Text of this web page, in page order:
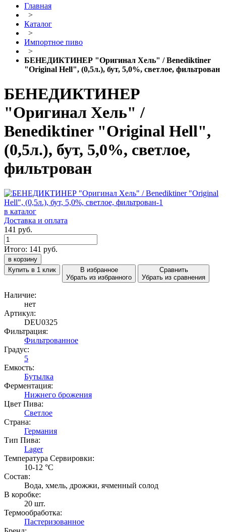
Главная
>
Каталог
>
Импортное пиво
>
БЕНЕДИКТИНЕР "Оригинал Хель" / Benediktiner
"Original Hell", (0,5л.), бут, 5,0%, светлое, фильтрован
БЕНЕДИКТИНЕР
"Оригинал Хель" /
Benediktiner "Original Hell",
(0,5л.), бут, 5,0%, светлое,
фильтрован
в каталог
Доставка и оплата
141 руб.
Итого: 141 руб.
в корзину
Купить в 1 клик
В избранное
Убрать из избранного
Сравнить
Убрать из сравнения
Наличие:
нет
Артикул:
DEU0325
Фильтрация:
Фильтрованное
Градус:
5
Емкость:
Бутылка
Ферментация:
Нижнего брожения
Цвет Пива:
Светлое
Страна:
Германия
Тип Пива:
Lager
Температура Cервировки:
10-12 °С
Состав:
Вода, хмель, дрожжи, ячменный солод
В коробке:
20 шт.
Термообработка:
Пастеризованное